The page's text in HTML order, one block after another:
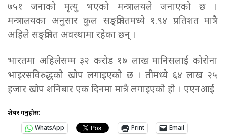
७५१ जनाको मृृत्यु भएको मन्त्रालयले जनाएको छ ।
मन्त्रालयका अनुसार कुल सङ्क्रमितमध्ये १.९४ प्रतिशत मात्रै
अहिले सङ्क्रमित अवस्थामा रहेका छन् ।
भारतमा अहिलेसम्म ३२ करोड १७ लाख मानिसलाई कोरोना
भाइरसविरुद्धको खोप लगाइएको छ । तीमध्ये ६४ लाख २५
हजार खोप शनिबार एक दिनमा मात्रै लगाइएको हो । एएनआई
शेयर गर्नुहोस:
WhatsApp
Print Email